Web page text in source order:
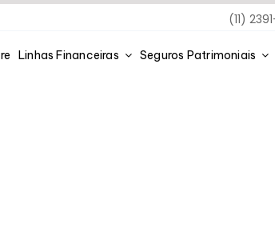
(11)
Linhas Financeiras Seguros Patrimoniais